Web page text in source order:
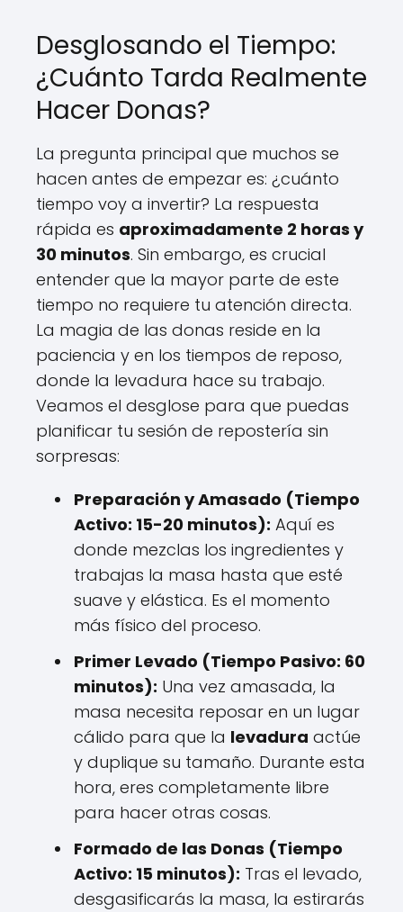
Desglosando el Tiempo:
¿Cuánto Tarda Realmente
Hacer Donas?
La pregunta principal que muchos se
hacen antes de empezar es: ¿cuánto
tiempo voy a invertir? La respuesta
rápida es aproximadamente 2 horas y
30 minutos. Sin embargo, es crucial
entender que la mayor parte de este
tiempo no requiere tu atención directa.
La magia de las donas reside en la
paciencia y en los tiempos de reposo,
donde la levadura hace su trabajo.
Veamos el desglose para que puedas
planificar tu sesión de repostería sin
sorpresas:
Preparación y Amasado (Tiempo
Activo: 15-20 minutos): Aquí es
donde mezclas los ingredientes y
trabajas la masa hasta que esté
suave y elástica. Es el momento
más físico del proceso.
Primer Levado (Tiempo Pasivo: 60
minutos): Una vez amasada, la
masa necesita reposar en un lugar
cálido para que la levadura actúe
y duplique su tamaño. Durante esta
hora, eres completamente libre
para hacer otras cosas.
Formado de las Donas (Tiempo
Activo: 15 minutos): Tras el levado,
desgasificarás la masa, la estirarás